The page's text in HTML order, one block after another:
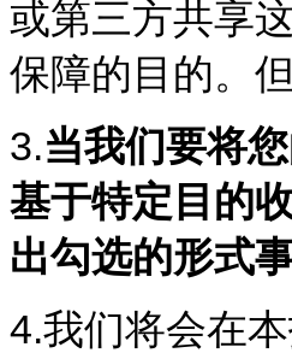
或第三方共享
保障的目的。
3.当我们要将
基于特定目的
出勾选的形式
4.我们将会在